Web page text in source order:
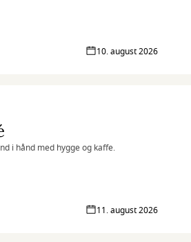
10. august 2026
i hånd med hygge og kaffe.
11. august 2026